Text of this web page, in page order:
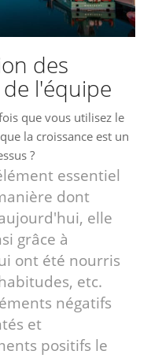
des
l'équipe
que vous utilisez le
la croissance est un
?
essentiel
dont
elle
grâce à
ont été nourris
etc.
négatifs
et
positifs le